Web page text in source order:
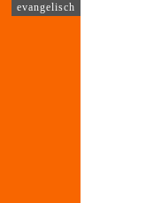
evangelisch